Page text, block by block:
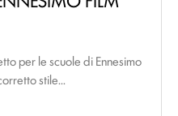
per le scuole di Ennesimo
stile...